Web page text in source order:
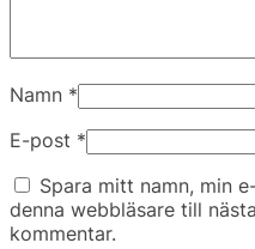
Namn *
E-post *
Spara mitt namn, min
denna webbläsare till
kommentar.